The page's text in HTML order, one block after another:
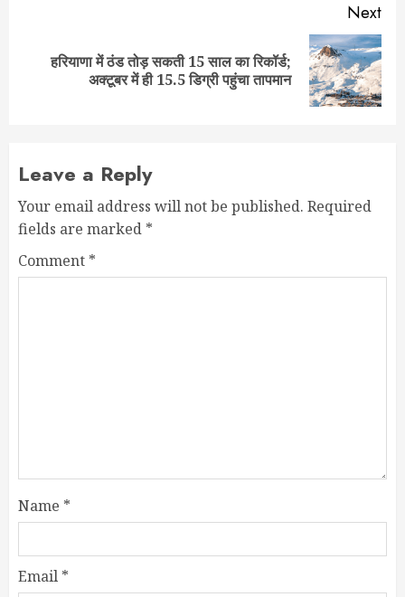
Next
Nextहरियाणा में ठंड तोड़ सकती 15 साल का रिकॉर्ड;
अक्टूबर में ही 15.5 डिग्री पहुंचा तापमान
Leave a Reply
Your email address will not be published. Required
fields are marked *
Comment *
Name *
Email *